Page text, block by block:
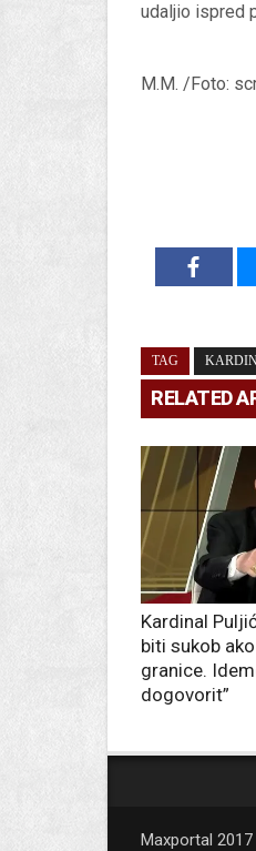
udaljio ispred
M.M. /Foto:
TAG
RELATED
Kardinal
biti sukob
granice.
dogovorit”
Maxportal 2017